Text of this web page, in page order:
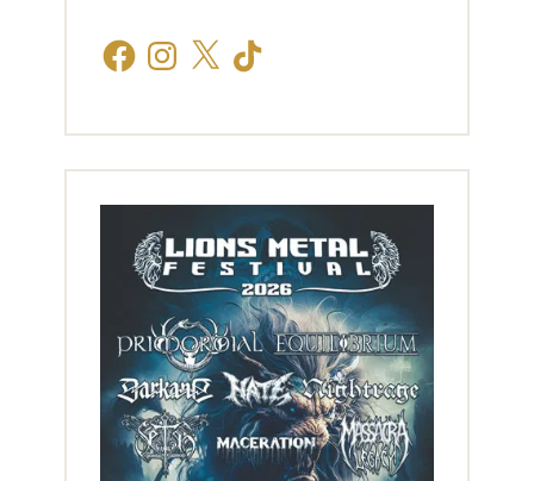
FacebookInstagram
X TikTok